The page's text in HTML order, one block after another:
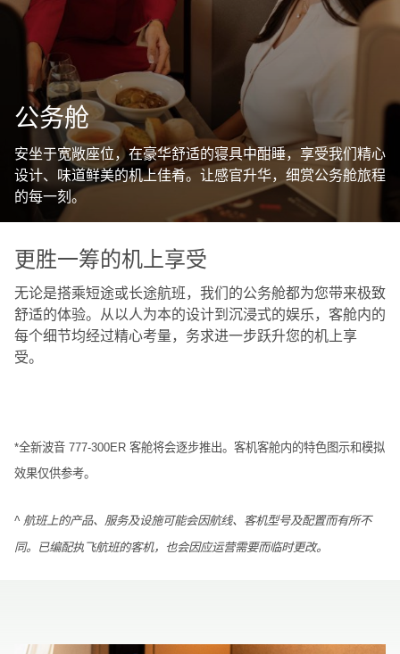
公务舱
安坐于宽敞座位，在豪华舒适的寝具中酣睡，享受我们精心
设计、味道鲜美的机上佳肴。让感官升华，细赏公务舱旅程
的每一刻。
更胜一筹的机上享受
无论是搭乘短途或长途航班，我们的公务舱都为您带来极致
舒适的体验。从以人为本的设计到沉浸式的娱乐，客舱内的
每个细节均经过精心考量，务求进一步跃升您的机上享
受。
*全新波音 777-300ER 客舱将会逐步推出。客机客舱内的特色图示和模拟
效果仅供参考。
^ 航班上的产品、服务及设施可能会因航线、客机型号及配置而有所不
同。已编配执飞航班的客机，也会因应运营需要而临时更改。